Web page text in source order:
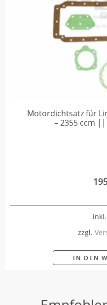
Motordichtsatz für
– 2355 ccm ||
zzgl.
IN DEN